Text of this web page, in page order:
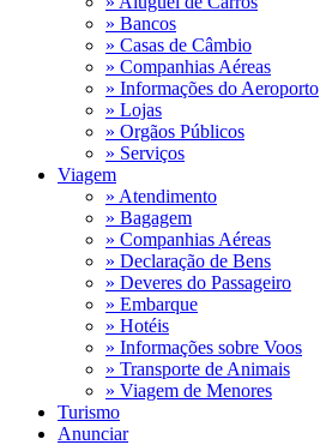
» Bancos
» Casas de Câmbio
» Companhias Aéreas
» Informações do Aeroporto
» Lojas
» Orgãos Públicos
» Serviços
Viagem
» Atendimento
» Bagagem
» Companhias Aéreas
» Declaração de Bens
» Deveres do Passageiro
» Embarque
» Hotéis
» Informações sobre Voos
» Transporte de Animais
» Viagem de Menores
Turismo
Anunciar